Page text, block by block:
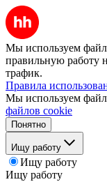
Мы используем
правильную работу
трафик.
Правила
Мы используем
файлов cookie
Понятно
Ищу работу
Ищу работу
Ищу работу